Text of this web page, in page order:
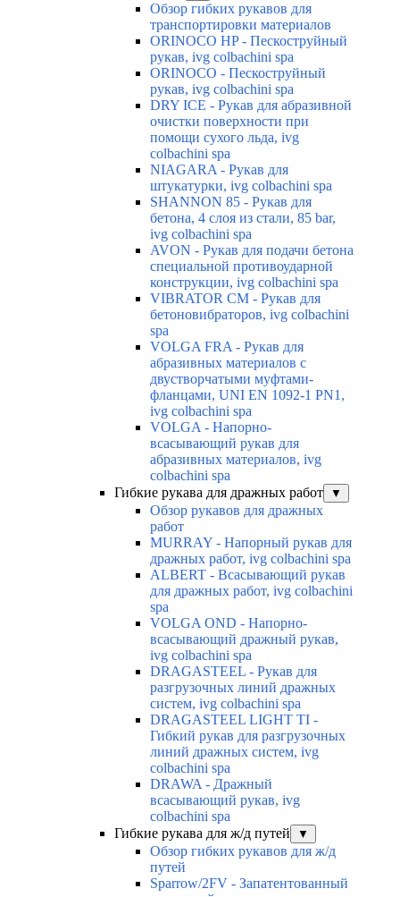
Обзор гибких рукавов для
транспортировки материалов
ORINOCO HP - Пескоструйный
рукав, ivg colbachini spa
ORINOCO - Пескоструйный
рукав, ivg colbachini spa
DRY ICE - Рукав для абразивной
очистки поверхности при
помощи сухого льда, ivg
colbachini spa
NIAGARA - Рукав для
штукатурки, ivg colbachini spa
SHANNON 85 - Рукав для
бетона, 4 слоя из стали, 85 bar,
ivg colbachini spa
AVON - Рукав для подачи бетона
специальной противоударной
конструкции, ivg colbachini spa
VIBRATOR CM - Рукав для
бетоновибраторов, ivg colbachini
spa
VOLGA FRA - Рукав для
абразивных материалов с
двустворчатыми муфтами-
фланцами, UNI EN 1092-1 PN1,
ivg colbachini spa
VOLGA - Напорно-
всасывающий рукав для
абразивных материалов, ivg
colbachini spa
Гибкие рукава для дражных работ
▼
Обзор рукавов для дражных
работ
MURRAY - Напорный рукав для
дражных работ, ivg colbachini spa
ALBERT - Всасывающий рукав
для дражных работ, ivg colbachini
spa
VOLGA OND - Напорно-
всасывающий дражный рукав,
ivg colbachini spa
DRAGASTEEL - Рукав для
разгрузочных линий дражных
систем, ivg colbachini spa
DRAGASTEEL LIGHT TI -
Гибкий рукав для разгрузочных
линий дражных систем, ivg
colbachini spa
DRAWA - Дражный
всасывающий рукав, ivg
colbachini spa
Гибкие рукава для ж/д путей
▼
Обзор гибких рукавов для ж/д
путей
Sparrow/2FV - Запатентованный